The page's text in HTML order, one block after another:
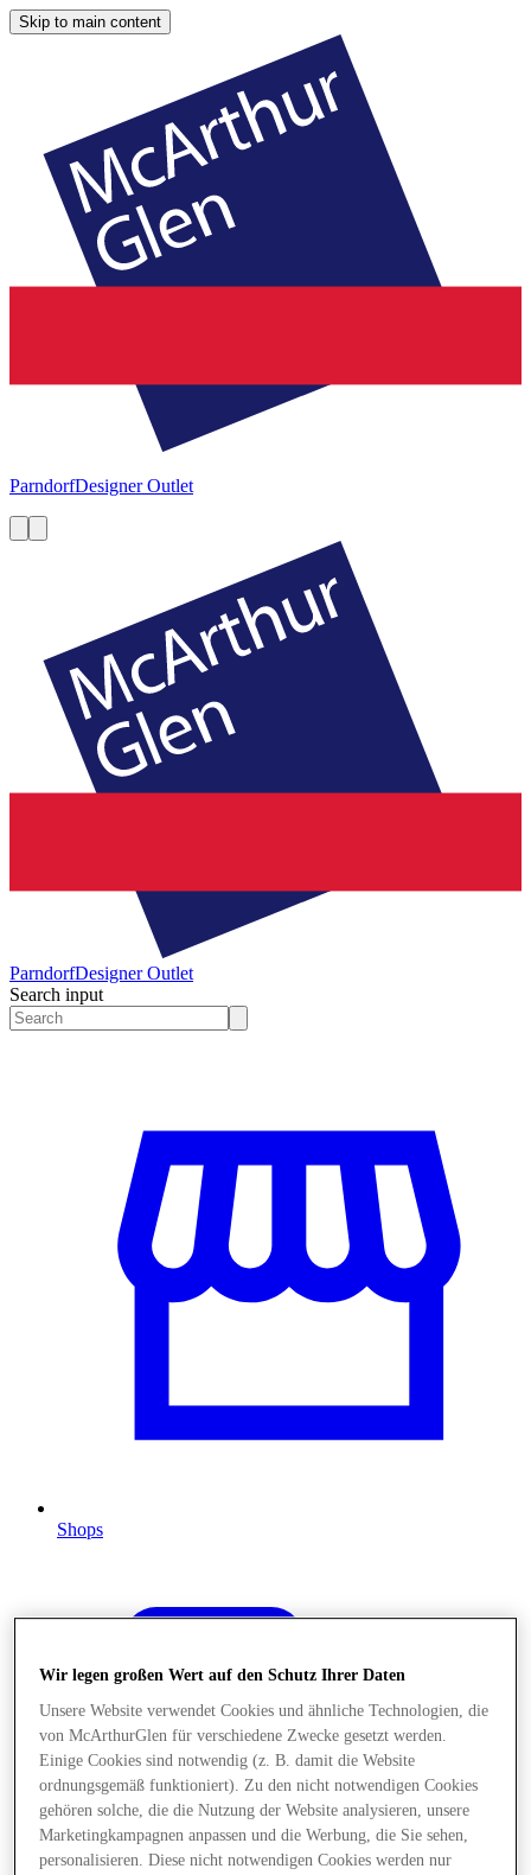
Skip to main content
ParndorfDesigner Outlet
ParndorfDesigner Outlet
Search input
Shops
Wir legen großen Wert auf den Schutz Ihrer Daten
Unsere Website verwendet Cookies und ähnliche Technologien, die
von McArthurGlen für verschiedene Zwecke gesetzt werden.
Einige Cookies sind notwendig (z. B. damit die Website
ordnungsgemäß funktioniert). Zu den nicht notwendigen Cookies
gehören solche, die die Nutzung der Website analysieren, unsere
Marketingkampagnen anpassen und die Werbung, die Sie sehen,
personalisieren. Diese nicht notwendigen Cookies werden nur